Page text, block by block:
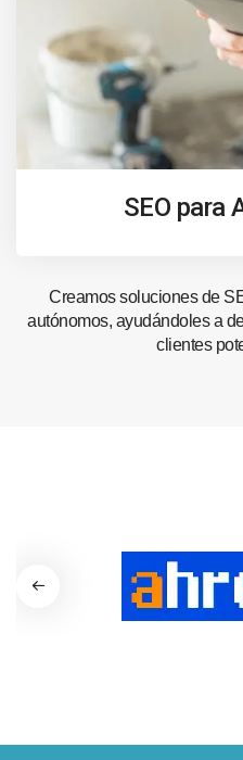
SEO para
Creamos soluciones de
autónomos, ayudándoles a
clientes